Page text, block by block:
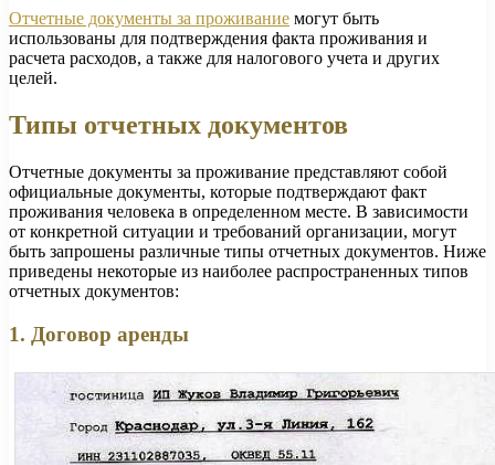
Отчетные документы за проживание могут быть
использованы для подтверждения факта проживания и
расчета расходов, а также для налогового учета и других
целей.
Типы отчетных документов
Отчетные документы за проживание представляют собой
официальные документы, которые подтверждают факт
проживания человека в определенном месте. В зависимости
от конкретной ситуации и требований организации, могут
быть запрошены различные типы отчетных документов. Ниже
приведены некоторые из наиболее распространенных типов
отчетных документов:
1. Договор аренды